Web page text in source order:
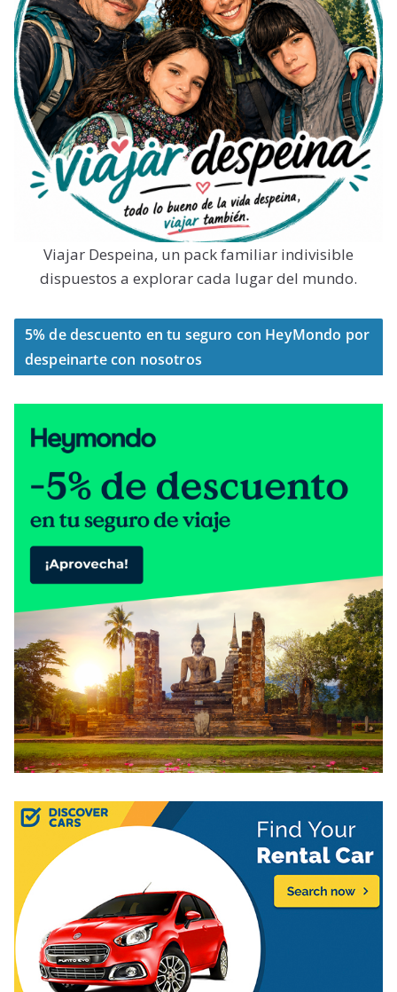
Viajar Despeina, un pack familiar indivisible
dispuestos a explorar cada lugar del mundo.
5% de descuento en tu seguro con HeyMondo por
despeinarte con nosotros